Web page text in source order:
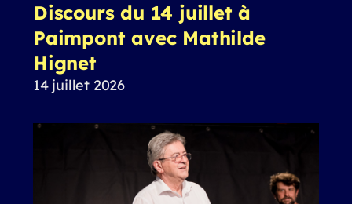
Discours du 14 juillet à
Paimpont avec Mathilde
Hignet
14 juillet 2026